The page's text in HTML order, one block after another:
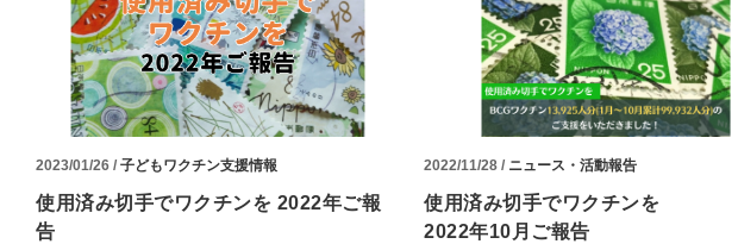
2023/01/26 / 子どもワクチン支援情報
使用済み切手でワクチンを 2022年ご報
告
2022/11/28 / ニュース・活動報告
使用済み切手でワクチンを
2022年10月ご報告